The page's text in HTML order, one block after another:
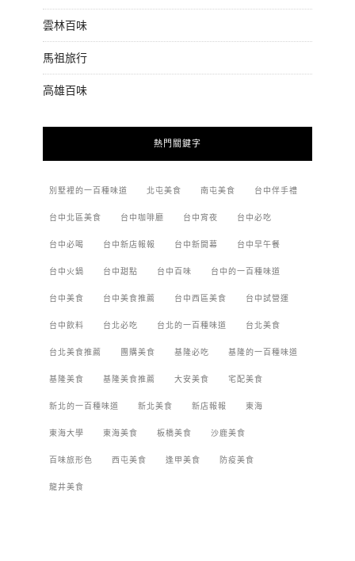
雲林百味
馬祖旅行
高雄百味
熱門關鍵字
別墅裡的一百種味道 北屯美食 南屯美食 台中伴手禮
台中北區美食 台中咖啡廳 台中宵夜 台中必吃
台中必喝 台中新店報報 台中新開幕 台中早午餐
台中火鍋 台中甜點 台中百味 台中的一百種味道
台中美食 台中美食推薦 台中西區美食 台中試營運
台中飲料 台北必吃 台北的一百種味道 台北美食
台北美食推薦 團購美食 基隆必吃 基隆的一百種味道
基隆美食 基隆美食推薦 大安美食 宅配美食
新北的一百種味道 新北美食 新店報報 東海
東海大學 東海美食 板橋美食 沙鹿美食
百味旅形色 西屯美食 逢甲美食 防疫美食
龍井美食